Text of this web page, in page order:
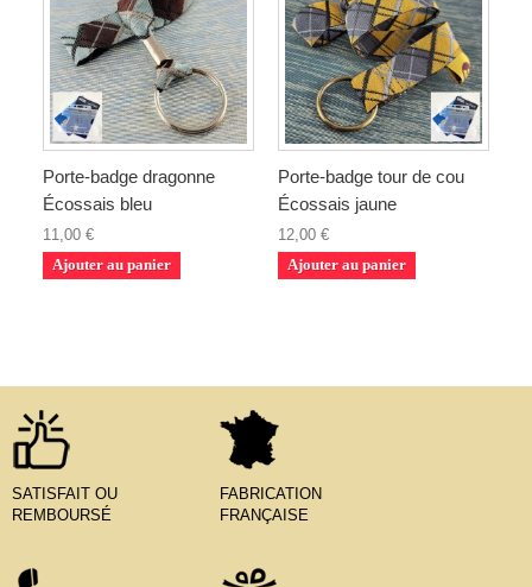
Porte-badge dragonne
Écossais bleu
11,00 €
Ajouter au panier
Porte-badge tour de cou
Écossais jaune
12,00 €
Ajouter au panier
SATISFAIT OU
REMBOURSÉ
FABRICATION
FRANÇAISE